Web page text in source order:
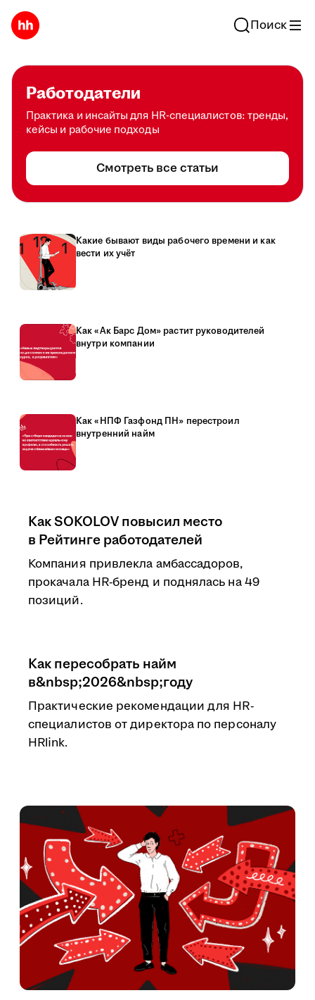
Поиск
Работодатели
Практика и инсайты для HR-специалистов: тренды,
кейсы и рабочие подходы
Смотреть все статьи
Какие бывают виды рабочего времени и как
вести их учёт
Как «Ак Барс Дом» растит руководителей
внутри компании
Как «НПФ Газфонд ПН» перестроил
внутренний найм
Как SOKOLOV повысил место
в Рейтинге работодателей
Компания привлекла амбассадоров,
прокачала HR-бренд и поднялась на 49
позиций.
Как пересобрать найм
в&nbsp;2026&nbsp;году
Практические рекомендации для HR-
специалистов от директора по персоналу
HRlink.